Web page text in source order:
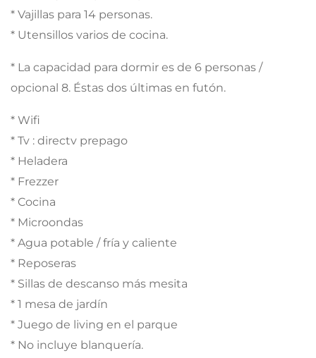
* Vajillas para 14 personas.
* Utensillos varios de cocina.
* La capacidad para dormir es de 6 personas /
opcional 8. Éstas dos últimas en futón.
* Wifi
* Tv : directv prepago
* Heladera
* Frezzer
* Cocina
* Microondas
* Agua potable / fría y caliente
* Reposeras
* Sillas de descanso más mesita
* 1 mesa de jardín
* Juego de living en el parque
* No incluye blanquería.